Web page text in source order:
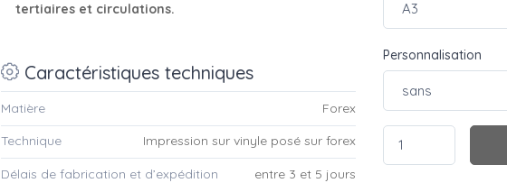
tertiaires et circulations.
Caractéristiques techniques
Matière Forex
Technique Impression sur vinyle posé sur forex
Délais de fabrication et d’expédition entre 3 et 5 jours
Personnalisation